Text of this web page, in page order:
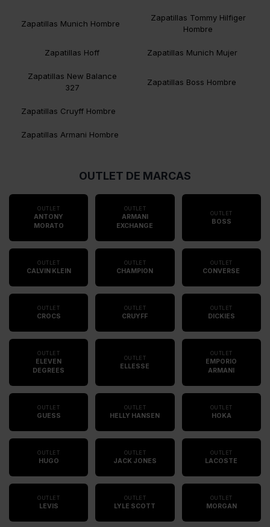
Zapatillas Munich Hombre
Zapatillas Tommy Hilfiger
Hombre
Zapatillas Hoff Zapatillas Munich Mujer
Zapatillas New Balance
327
Zapatillas Boss Hombre
Zapatillas Cruyff Hombre
Zapatillas Armani Hombre
OUTLET DE MARCAS
OUTLET
ANTONY
MORATO
OUTLET
ARMANI
EXCHANGE
OUTLET
BOSS
OUTLET
CALVIN KLEIN
OUTLET
CHAMPION
OUTLET
CONVERSE
OUTLET
CROCS
OUTLET
CRUYFF
OUTLET
DICKIES
OUTLET
ELEVEN
DEGREES
OUTLET
ELLESSE
OUTLET
EMPORIO
ARMANI
OUTLET
GUESS
OUTLET
HELLY HANSEN
OUTLET
HOKA
OUTLET
HUGO
OUTLET
JACK JONES
OUTLET
LACOSTE
OUTLET
LEVIS
OUTLET
LYLE SCOTT
OUTLET
MORGAN